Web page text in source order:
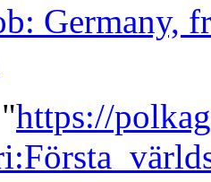
Germany,
https://